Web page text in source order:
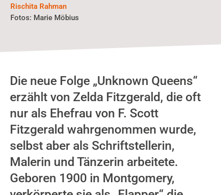
Rischita Rahman
Fotos: Marie Möbius
Die neue Folge „Unknown Queens“
erzählt von Zelda Fitzgerald, die oft
nur als Ehefrau von F. Scott
Fitzgerald wahrgenommen wurde,
selbst aber als Schriftstellerin,
Malerin und Tänzerin arbeitete.
Geboren 1900 in Montgomery,